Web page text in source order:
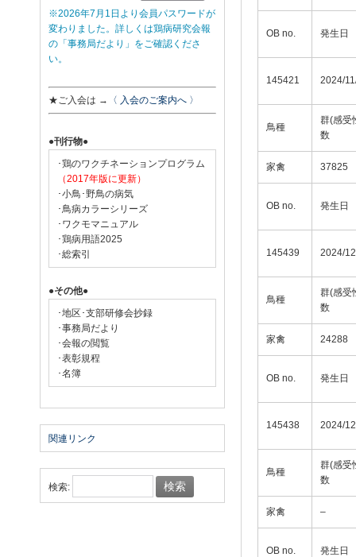
OB no. 発生日
145421 2024/
鳥種
群(感受
数
家禽 37825
OB no. 発生日
145439 2024/
鳥種
群(感受
数
家禽 24288
OB no. 発生日
145438 2024/
鳥種
群(感受
数
家禽 –
OB no. 発生日
※2026年7月1日より会員パスワードが
変わりました。詳しくは鶏病研究会報
の「事務局だより」をご確認くださ
い。
★ご入会は → 〈 入会のご案内へ 〉
●刊行物●
･鶏のワクチネーションプログラム
（2017年版に更新）
･小鳥･野鳥の病気
･鳥病カラーシリーズ
･ワクモマニュアル
･鶏病用語2025
･総索引
●その他●
･地区･支部研修会抄録
･事務局だより
･会報の閲覧
･表彰規程
･名簿
関連リンク
検索: